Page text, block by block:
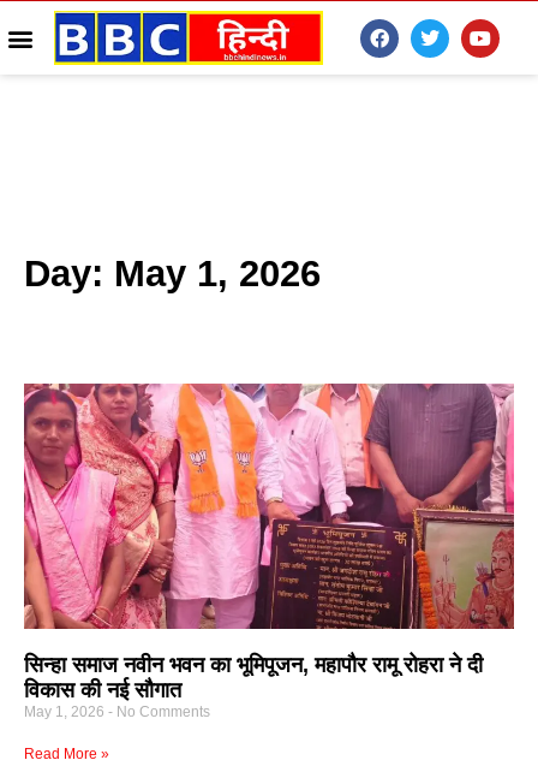
Day: May 1, 2026
सिन्हा समाज नवीन भवन का भूमिपूजन, महापौर रामू रोहरा ने दी
विकास की नई सौगात
May 1, 2026 No Comments
Read More »